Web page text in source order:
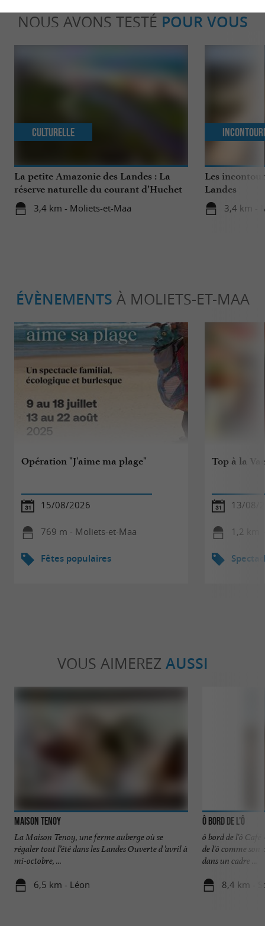
NOUS AVONS TESTÉ POUR VOUS
La petite Amazonie des Landes : La
réserve naturelle du courant d’Huchet
3,4 km - Moliets-et-Maa
Culturelle
Les
Landes
3,4 km -
ÉVÈNEMENTS À MOLIETS-ET-MAA
Opération "J'aime ma plage"
15/08/2026
769 m - Moliets-et-Maa
Fêtes populaires
Top à la
13/08/
1,2 km
VOUS AIMEREZ AUSSI
Maison Tenoy
La Maison Tenoy, une ferme auberge où se
régaler tout l’été dans les Landes Ouverte d ’avril à
mi-octobre, ...
6,5 km - Léon
ô bord de l'ô
ô bord de l'ô
de l'ô comme
dans un cadre ...
8,4 km -